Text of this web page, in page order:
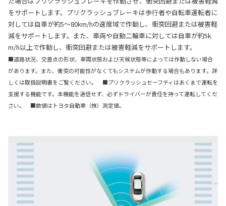
をサポートします。プリクラッシュブレーキは歩行者や自転車運転者に
対しては自車が約5〜80km/hの速度域で作動し、衝突回避または被害軽
減をサポートします。また、車両や自動二輪車に対しては自車が約5k
m/h以上で作動し、衝突回避または被害軽減をサポートします。
■道路状況、交差点の形状、車両状態および天候状態等によっては作動しない場合
があります。また、衝突の可能性がなくてもシステムが作動する場合もあります。詳
しくは取扱説明書をご覧ください。 ■プリクラッシュセーフティはあくまで運転を
支援する機能です。本機能を過信せず、必ずドライバーが責任を持って運転してくだ
さい。 ■数値はトヨタ自動車（株）測定値。